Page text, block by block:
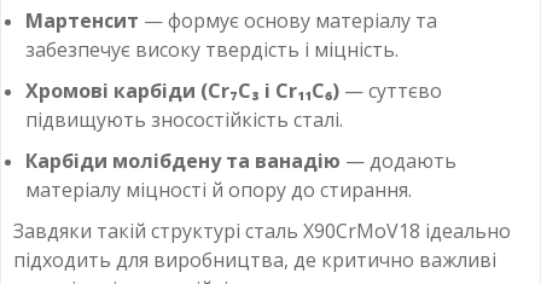
Мартенсит — формує основу матеріалу та
забезпечує високу твердість і міцність.
Хромові карбіди (Cr₇C₃ і Cr₁₁C₆) — суттєво
підвищують зносостійкість сталі.
Карбіди молібдену та ванадію — додають
матеріалу міцності й опору до стирання.
Завдяки такій структурі сталь X90CrMoV18 ідеально
підходить для виробництва, де критично важливі